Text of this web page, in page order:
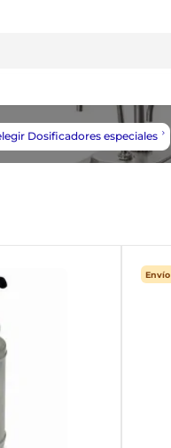
Dosificadores especiales